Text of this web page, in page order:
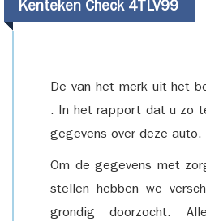
Kenteken Check 4TLV99
De van het merk uit het
. In het rapport dat u zo
gegevens over deze auto.
Om de gegevens met
stellen hebben we
grondig doorzocht.